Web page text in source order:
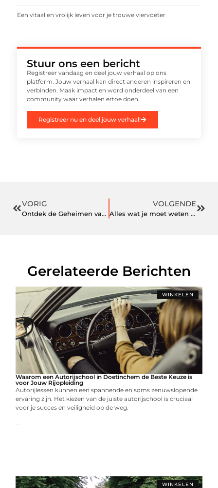
Een vitaal en vrolijk leven voor je trouwe viervoeter
Stuur ons een bericht
Registreer vandaag en deel jouw verhaal op ons
platform. Jouw verhaal kan direct anderen inspireren en
verbinden. Maak impact en word onderdeel van een
community waar verhalen ertoe doen.
Registreer nu en deel jouw verhaal!
VORIG
Ontdek de Geheimen van Auto Reparatie in Sittard
VOLGENDE
Alles wat je moet weten over APK keuring in Vlissingen
Gerelateerde Berichten
WINKELEN
Waarom een Autorijschool in Doetinchem de Beste Keuze is
voor Jouw Rijopleiding
Autorijlessen kunnen een spannende en soms zenuwslopende
ervaring zijn. Het kiezen van de juiste autorijschool is cruciaal
voor je succes en veiligheid op de weg.
...
WINKELEN